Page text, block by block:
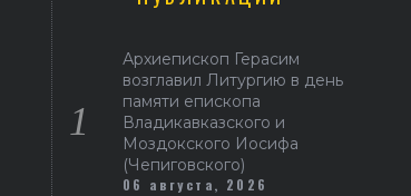
Архиепископ Герасим
возглавил Литургию в день
памяти епископа
Владикавказского и
Моздокского Иосифа
(Чепиговского)
06 августа, 2026